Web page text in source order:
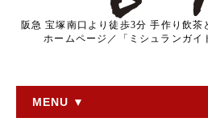
阪急 宝塚南口より徒歩3分 手作り飲
ホームページ／「ミシュランガイ
MENU ▼